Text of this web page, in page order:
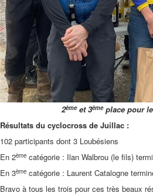
2èmeet 3èmeplace pour
Résultats du cyclocross de Juillac :
102 participants dont 3 Loubésiens
En 2ème catégorie : Ilan Walbrou (le fils)
En 3ème catégorie : Laurent Catalogne
Bravo à tous les trois pour ces très beaux